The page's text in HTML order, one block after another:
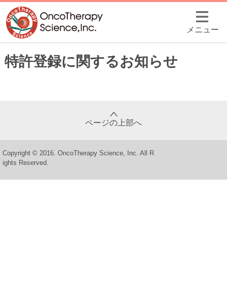
メニュー
特許登録に関するお知らせ
ページの上部へ
Copyright © 2016. OncoTherapy Science, Inc. All R
ights Reserved.